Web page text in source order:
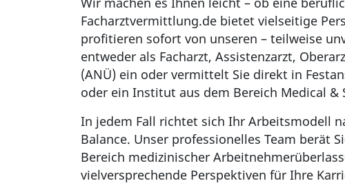
Facharztvermittlung.de bietet vielseitige
profitieren sofort von unseren – teilweise
entweder als Facharzt, Assistenzarzt,
(ANÜ) ein oder vermittelt Sie direkt in
oder ein Institut aus dem Bereich Medical &
In jedem Fall richtet sich Ihr Arbeitsmodell
Balance. Unser professionelles Team berät
Bereich medizinischer
vielversprechende Perspektiven für Ihre